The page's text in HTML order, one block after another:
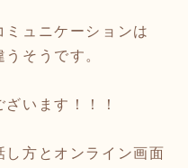
ミュニケーションは
そうです。
います！！！
方とオンライン画面